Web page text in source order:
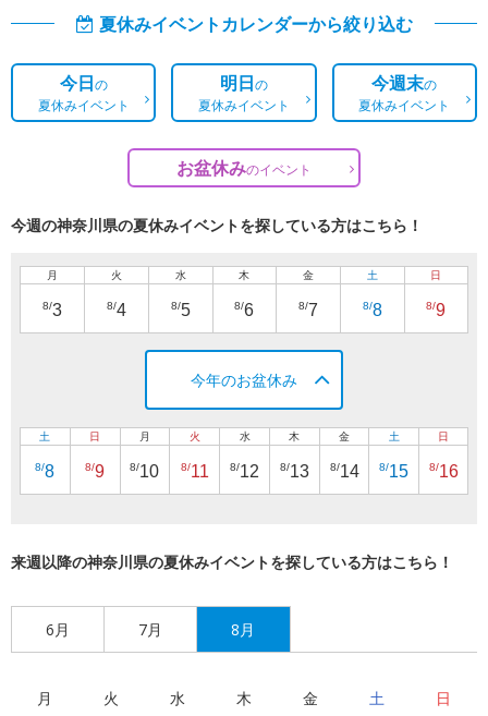
夏休みイベントカレンダーから絞り込む
今日の
夏休みイベント
明日の
夏休みイベント
今週末の
夏休みイベント
お盆休みのイベント
今週の神奈川県の夏休みイベントを探している方はこちら！
月
8/3
火
8/4
水
8/5
木
8/6
金
8/7
土
8/8
日
8/9
今年のお盆休み
土
8/8
日
8/9
月
8/10
火
8/11
水
8/12
木
8/13
金
8/14
土
8/15
日
8/16
来週以降の神奈川県の夏休みイベントを探している方はこちら！
6月 7月 8月
月 火 水 木 金 土 日